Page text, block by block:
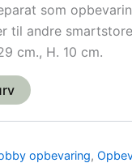
som
til andre
cm., H. 10 cm.
opbevaring,